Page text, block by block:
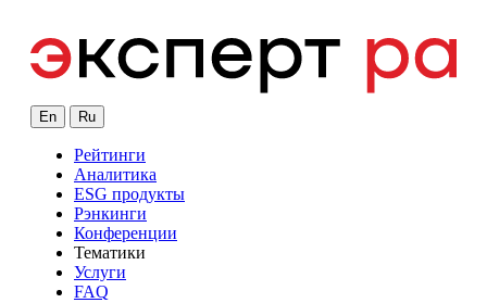
En Ru
Рейтинги
Аналитика
ESG продукты
Рэнкинги
Конференции
Тематики
Услуги
FAQ